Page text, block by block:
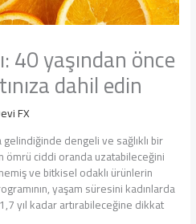
40 yaşından önce
dahil edin
FX
gelindiğinde dengeli ve sağlıklı bir
ömrü ciddi oranda uzatabileceğini
ve bitkisel odaklı ürünlerin
yaşam süresini kadınlarda
yıl kadar artırabileceğine dikkat